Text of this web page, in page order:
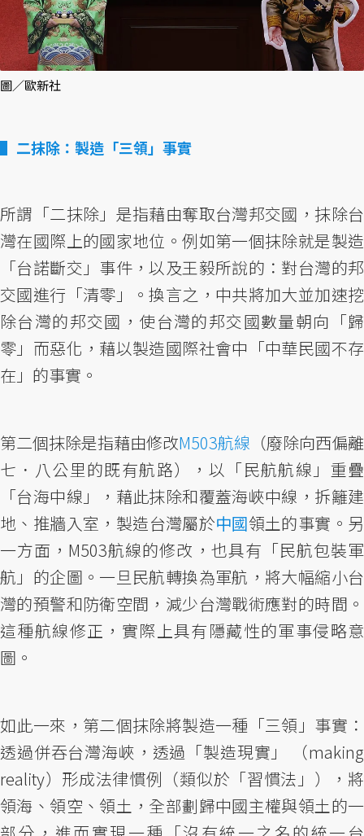
圖／歐新社
二抹除：製造「三領」事實
所謂「二抹除」是指藉由奪取台灣邦交國，抹除台
灣在國際上的國家地位。例如第一個抹除就是製造
「台諾斷交」事件，以及王毅所說的：對台灣的邦
交國進行「清零」。換言之，中共將加大並加速挖
除台灣的邦交國，使台灣的邦交國數量朝向「歸
零」而惡化，藉以製造國際社會中「中華民國不存
在」的事實。
第二個抹除是指藉由修改M503航線 （廢除向西偏離
七．八公里的既有航路），以「民航航線」重疊
「台海中線」，藉此抹除和覆蓋海峽中線，拆籬建
地、推牆入室，製造台灣屬於中國領土的事實。另
一方面，M503航線的修改，也具有「民航包裝軍
航」的企圖。一旦民航轉換為軍航，將大幅縮小台
灣的預警和防衛空間，減少台灣戰術應對的時間。
這種航線修正，實際上具有隱藏性的軍事侵略意
圖。
如此一來，第二個抹除將製造一種「三領」事實：
透過併吞台灣海峽，透過「製造現實」 （making
reality）形成法律慣例（類似於「習慣法」），將
領海、領空、領土，全部劃歸中國主權與領土的一